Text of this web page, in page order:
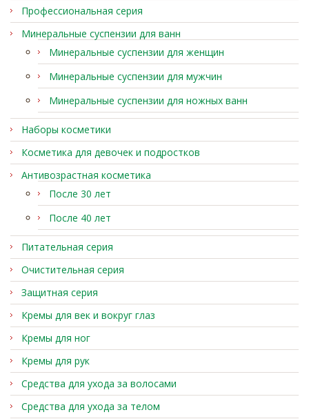
Профессиональная серия
Минеральные суспензии для ванн
Минеральные суспензии для женщин
Минеральные суспензии для мужчин
Минеральные суспензии для ножных ванн
Наборы косметики
Косметика для девочек и подростков
Антивозрастная косметика
После 30 лет
После 40 лет
Питательная серия
Очистительная серия
Защитная серия
Кремы для век и вокруг глаз
Кремы для ног
Кремы для рук
Средства для ухода за волосами
Средства для ухода за телом